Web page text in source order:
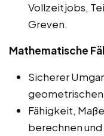
Vollzeitjobs,
Greven.
Mathematische
Sicherer
Fähigkeit,
berechnen